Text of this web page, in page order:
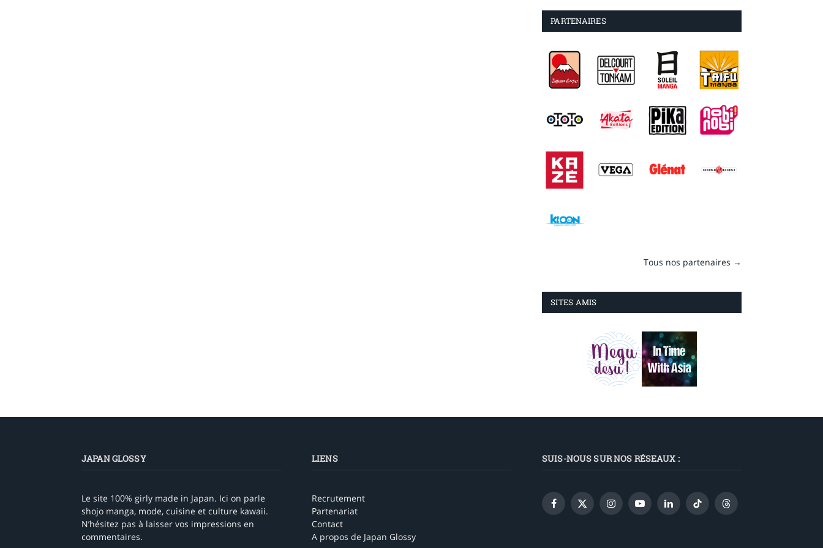
PARTENAIRES
Tous nos partenaires →
SITES AMIS
JAPAN GLOSSY
Le site 100% girly made in Japan. Ici on parle
shojo manga, mode, cuisine et culture kawaii.
N’hésitez pas à laisser vos impressions en
commentaires.
LIENS
Recrutement
Partenariat
Contact
A propos de Japan Glossy
SUIS-NOUS SUR NOS RÉSEAUX :
Facebook
X
InstagramYouTubeLinkedInTikTok Threads